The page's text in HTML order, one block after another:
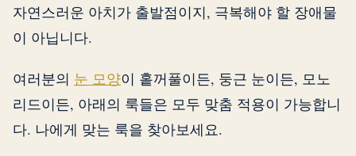
자연스러운 아치가 출발점이지, 극복해야 할 장애물
이 아닙니다.
여러분의 눈 모양이 홑꺼풀이든, 둥근 눈이든, 모노
리드이든, 아래의 룩들은 모두 맞춤 적용이 가능합니
다. 나에게 맞는 룩을 찾아보세요.